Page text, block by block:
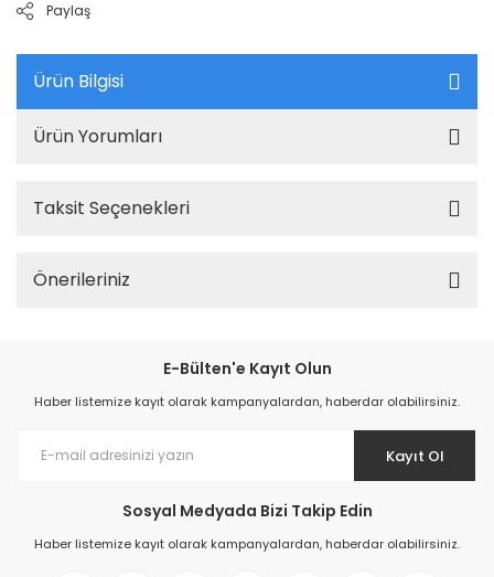
Paylaş
Ürün Bilgisi
Ürün Yorumları
Taksit Seçenekleri
Önerileriniz
E-Bülten'e Kayıt Olun
Haber listemize kayıt olarak kampanyalardan, haberdar olabilirsiniz.
Kayıt Ol
Sosyal Medyada Bizi Takip Edin
Haber listemize kayıt olarak kampanyalardan, haberdar olabilirsiniz.